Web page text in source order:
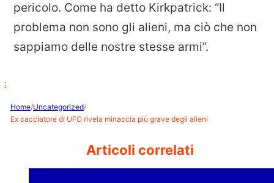
pericolo. Come ha detto Kirkpatrick: “Il
problema non sono gli alieni, ma ciò che non
sappiamo delle nostre stesse armi”.
:
Home/Uncategorized/
Ex cacciatore di UFO rivela minaccia più grave degli alieni
Articoli correlati